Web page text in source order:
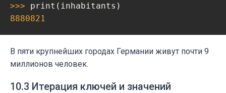
>>>
8880821
В пяти крупнейших городах Германии живут почти 9
миллионов человек.
10.3 Итерация ключей и значений